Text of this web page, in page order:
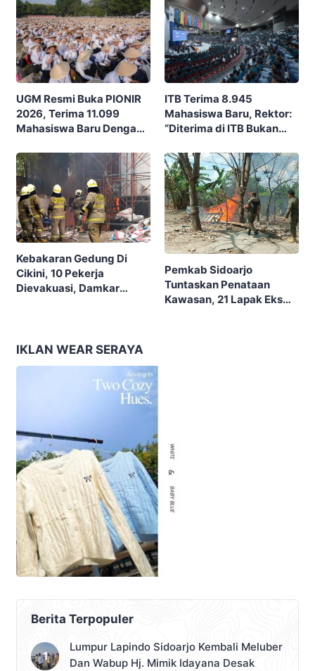
UGM Resmi Buka PIONIR
2026, Terima 11.099
Mahasiswa Baru Dengan
Membangun Bangsa”
ITB Terima 8.945
Mahasiswa Baru, Rektor:
“Diterima di ITB Bukan
Kebakaran Gedung Di
Cikini, 10 Pekerja
Dievakuasi, Damkar
Pemkab Sidoarjo
Tuntaskan Penataan
Kawasan, 21 Lapak Eks
IKLAN WEAR SERAYA
Berita Terpopuler
Lumpur Lapindo Sidoarjo Kembali Meluber
Dan Wabup Hj. Mimik Idayana Desak